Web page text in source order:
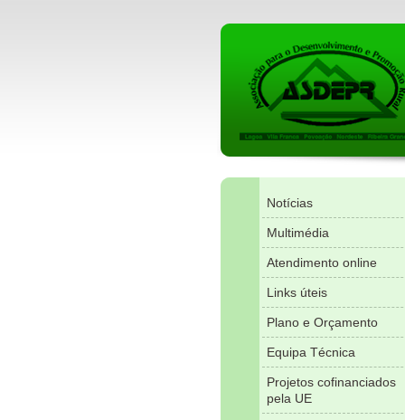
Notícias
Multimédia
Atendimento online
Links úteis
Plano e Orçamento
Equipa Técnica
Projetos cofinanciados
pela UE